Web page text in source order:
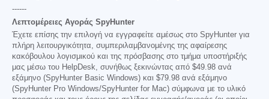
------
Λεπτομέρειες Αγοράς SpyHunter
Έχετε επίσης την επιλογή να εγγραφείτε αμέσως στο SpyHunter για
πλήρη λειτουργικότητα, συμπεριλαμβανομένης της αφαίρεσης
κακόβουλου λογισμικού και της πρόσβασης στο τμήμα υποστήριξής
μας μέσω του HelpDesk, συνήθως ξεκινώντας από $49.98 ανά
εξάμηνο (SpyHunter Basic Windows) και $79.98 ανά εξάμηνο
(SpyHunter Pro Windows/SpyHunter for Mac) σύμφωνα με το υλικό